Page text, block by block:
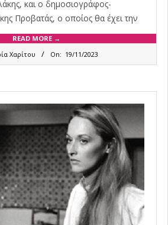
και ο δημοσιογράφος-
Προβατάς, ο οποίος θα έχει την
READ MORE →
Χαρίτου On: 19/11/2023